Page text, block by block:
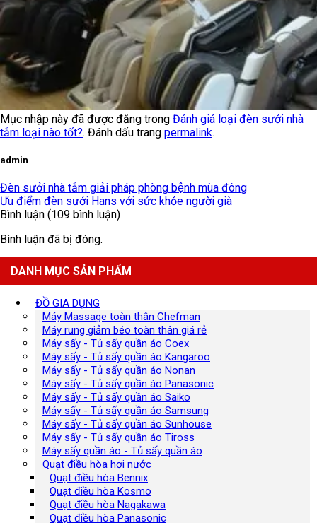
Mục nhập này đã được đăng trong Đánh giá loại đèn sưởi nhà
tắm loại nào tốt?. Đánh dấu trang permalink.
admin
Đèn sưởi nhà tắm giải pháp phòng bệnh mùa đông
Ưu điểm đèn sưởi Hans với sức khỏe người già
Bình luận (109 bình luận)
Bình luận đã bị đóng.
DANH MỤC SẢN PHẨM
ĐỒ GIA DỤNG
Máy Massage toàn thân Chefman
Máy rung giảm béo toàn thân giá rẻ
Máy sấy - Tủ sấy quần áo Coex
Máy sấy - Tủ sấy quần áo Kangaroo
Máy sấy - Tủ sấy quần áo Nonan
Máy sấy - Tủ sấy quần áo Panasonic
Máy sấy - Tủ sấy quần áo Saiko
Máy sấy - Tủ sấy quần áo Samsung
Máy sấy - Tủ sấy quần áo Sunhouse
Máy sấy - Tủ sấy quần áo Tiross
Máy sấy quần áo - Tủ sấy quần áo
Quạt điều hòa hơi nước
Quạt điều hòa Bennix
Quạt điều hòa Kosmo
Quạt điều hòa Nagakawa
Quạt điều hòa Panasonic